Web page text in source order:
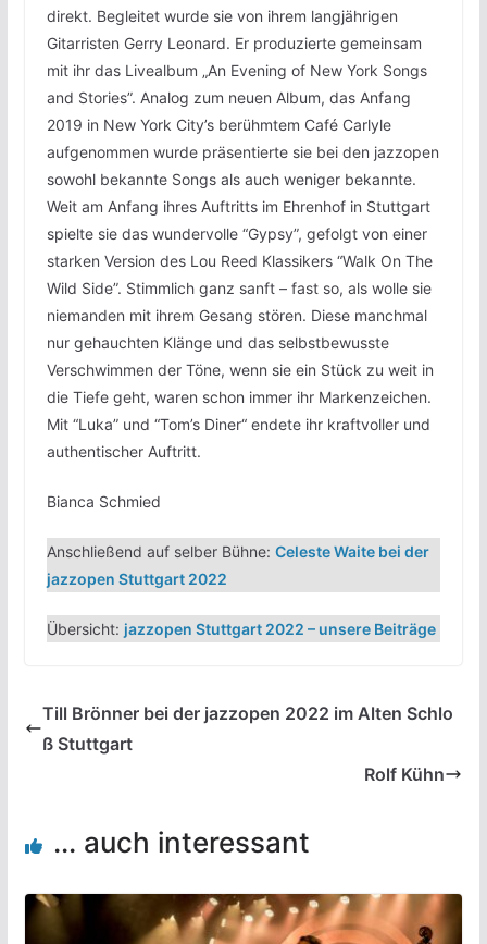
direkt. Begleitet wurde sie von ihrem langjährigen
Gitarristen Gerry Leonard. Er produzierte gemeinsam
mit ihr das Livealbum „An Evening of New York Songs
and Stories”. Analog zum neuen Album, das Anfang
2019 in New York City’s berühmtem Café Carlyle
aufgenommen wurde präsentierte sie bei den jazzopen
sowohl bekannte Songs als auch weniger bekannte.
Weit am Anfang ihres Auftritts im Ehrenhof in Stuttgart
spielte sie das wundervolle “Gypsy”, gefolgt von einer
starken Version des Lou Reed Klassikers “Walk On The
Wild Side”. Stimmlich ganz sanft – fast so, als wolle sie
niemanden mit ihrem Gesang stören. Diese manchmal
nur gehauchten Klänge und das selbstbewusste
Verschwimmen der Töne, wenn sie ein Stück zu weit in
die Tiefe geht, waren schon immer ihr Markenzeichen.
Mit “Luka” und “Tom’s Diner“ endete ihr kraftvoller und
authentischer Auftritt.
Bianca Schmied
Anschließend auf selber Bühne: Celeste Waite bei der
jazzopen Stuttgart 2022
Übersicht: jazzopen Stuttgart 2022 – unsere Beiträge
Till Brönner bei der jazzopen 2022 im Alten Schlo
ß Stuttgart
Rolf Kühn
... auch interessant